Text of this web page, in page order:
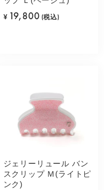
¥ 19,800 (税込)
ジェリーリュール バン
スクリップ Ｍ(ライトピ
ンク)